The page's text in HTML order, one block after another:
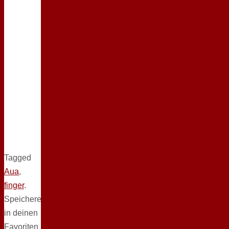
Tagged
Aua,
finger.
Speichere
in deinen
Favoriten